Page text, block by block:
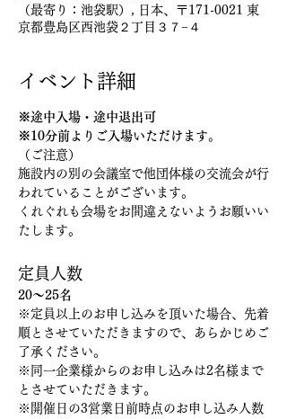
（最寄り：池袋駅）, 日本、〒171-0021 東
京都豊島区西池袋２丁目３７−４
イベント詳細
※途中入場・途中退出可
※10分前よりご入場いただけます。
（ご注意）
施設内の別の会議室で他団体様の交流会が行
われていることがございます。
くれぐれも会場をお間違えないようお願いい
たします。
定員人数
20～25名
※定員以上のお申し込みを頂いた場合、先着
順とさせていただきますので、あらかじめご
了承ください。
※同一企業様からのお申し込みは2名様まで
とさせていただきます。
※開催日の3営業日前時点のお申し込み人数